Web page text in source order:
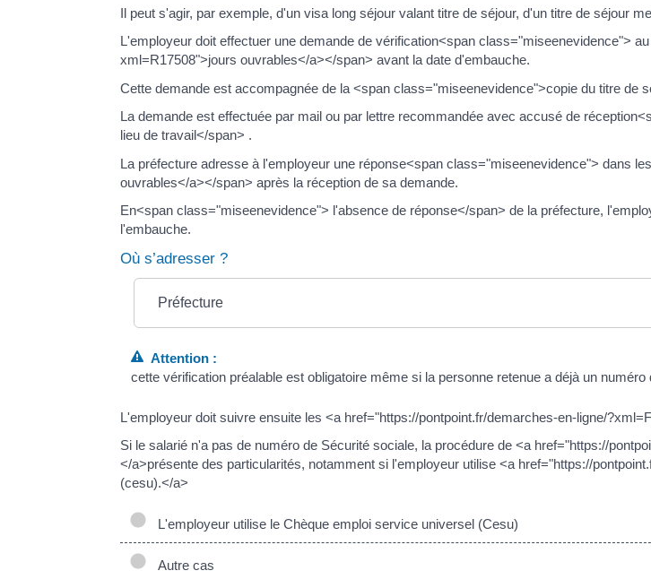
Il peut s'agir, par exemple, d'un visa long séjour valant titre de séjour, d'un titre de séjour
L'employeur doit effectuer une demande de vérification<span class="miseenevidence">
xml=R17508">jours ouvrables</a></span> avant la date d'embauche.
Cette demande est accompagnée de la <span class="miseenevidence">copie du titre de
La demande est effectuée par mail ou par lettre recommandée avec accusé de
lieu de travail</span> .
La préfecture adresse à l'employeur une réponse<span class="miseenevidence"> dans
ouvrables</a></span> après la réception de sa demande.
En<span class="miseenevidence"> l'absence de réponse</span> de la préfecture,
l'embauche.
Où s’adresser ?
Préfecture
Attention :
cette vérification préalable est obligatoire même si la personne retenue a déjà un
L'employeur doit suivre ensuite les <a href="https://pontpoint.fr/demarches-en-ligne/
Si le salarié n'a pas de numéro de Sécurité sociale, la procédure de <a href="https://
</a>présente des particularités, notamment si l'employeur utilise <a href="https://
(cesu).</a>
L'employeur utilise le Chèque emploi service universel (Cesu)
Autre cas